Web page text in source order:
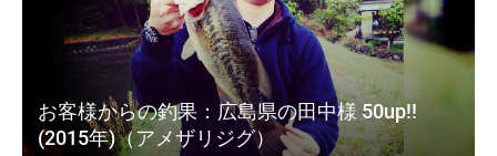
お客様からの釣果：広島県の田中様 50up!!
(2015年)（アメザリジグ）